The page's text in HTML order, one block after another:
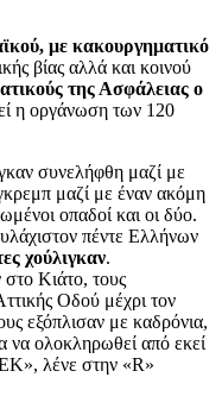
με κακουργηματικό
βίας αλλά και κοινού
της Ασφάλειας ο
η οργάνωση των 120
συνελήφθη μαζί με
μαζί με έναν ακόμη
οπαδοί και οι δύο.
πέντε Ελλήνων
χούλιγκαν.
Κιάτο, τους
Οδού μέχρι τον
εξόπλισαν με καδρόνια,
να ολοκληρωθεί από εκεί
λένε στην «R»